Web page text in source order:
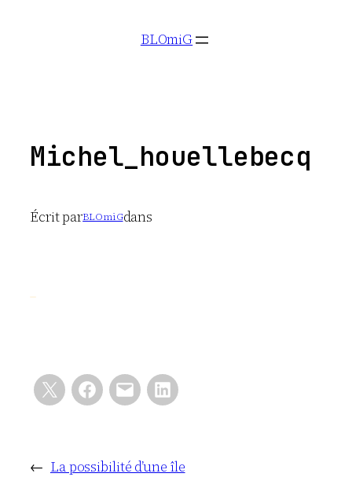
BLOmiG
Michel_houellebecq
Écrit parBLOmiGdans
← La possibilité d’une île